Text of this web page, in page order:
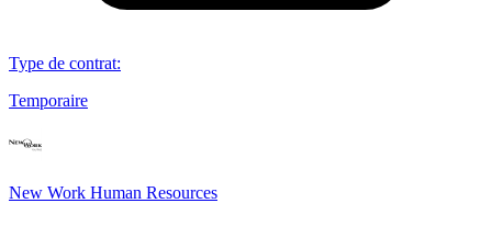
Type de contrat:
Temporaire
New Work Human Resources